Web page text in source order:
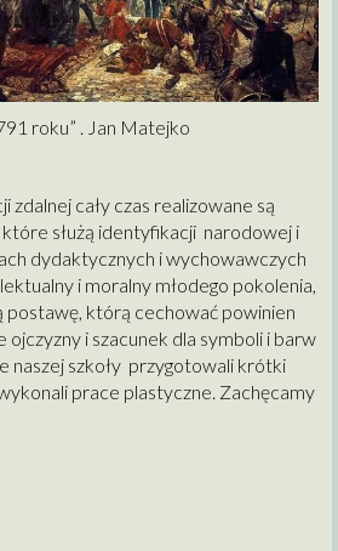
roku” . Jan Matejko
zdalnej cały czas realizowane są
służą identyfikacji narodowej i
dydaktycznych i wychowawczych
i moralny młodego pokolenia,
postawę, którą cechować powinien
ojczyzny i szacunek dla symboli i barw
naszej szkoły przygotowali krótki
prace plastyczne. Zachęcamy